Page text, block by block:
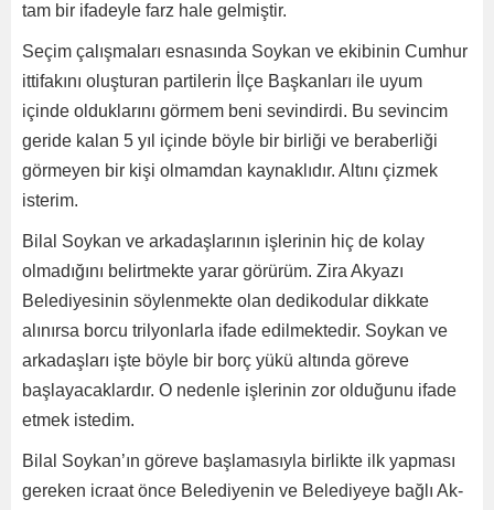
tam bir ifadeyle farz hale gelmiştir.
Seçim çalışmaları esnasında Soykan ve ekibinin Cumhur
ittifakını oluşturan partilerin İlçe Başkanları ile uyum
içinde olduklarını görmem beni sevindirdi. Bu sevincim
geride kalan 5 yıl içinde böyle bir birliği ve beraberliği
görmeyen bir kişi olmamdan kaynaklıdır. Altını çizmek
isterim.
Bilal Soykan ve arkadaşlarının işlerinin hiç de kolay
olmadığını belirtmekte yarar görürüm. Zira Akyazı
Belediyesinin söylenmekte olan dedikodular dikkate
alınırsa borcu trilyonlarla ifade edilmektedir. Soykan ve
arkadaşları işte böyle bir borç yükü altında göreve
başlayacaklardır. O nedenle işlerinin zor olduğunu ifade
etmek istedim.
Bilal Soykan’ın göreve başlamasıyla birlikte ilk yapması
gereken icraat önce Belediyenin ve Belediyeye bağlı Ak-